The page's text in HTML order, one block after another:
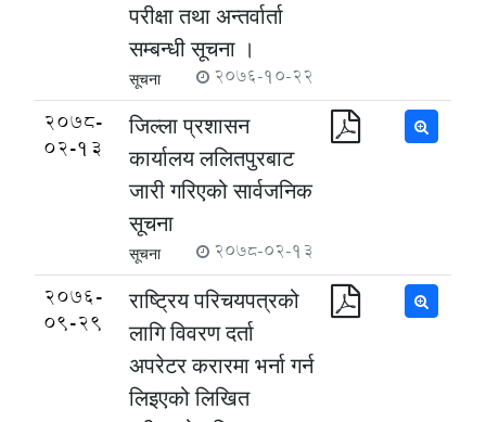
परीक्षा तथा अन्तर्वार्ता
सम्बन्धी सूचना ।
सूचना 2076-10-22
2078-
02-13
जिल्ला प्रशासन
कार्यालय ललितपुरबाट
जारी गरिएको सार्वजनिक
सूचना
सूचना 2078-02-13
2076-
09-29
राष्ट्रिय परिचयपत्रको
लागि विवरण दर्ता
अपरेटर करारमा भर्ना गर्न
लिइएको लिखित